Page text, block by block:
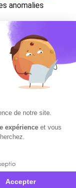
anomalies
maladie :
du
Plan du site
de conformité et
réservés